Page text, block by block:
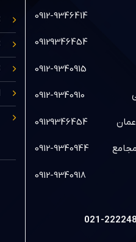
0912-9346414
09129346454
0912-9340915
0912-9340910
09129346454
0912-9340944
0912-9340918